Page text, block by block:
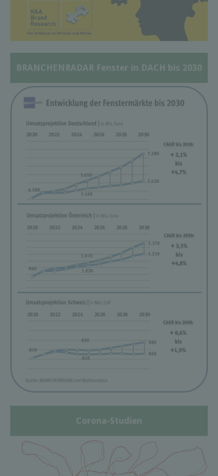
BRANCHENRADAR Fenster in DACH bis 2030
Corona-Studien